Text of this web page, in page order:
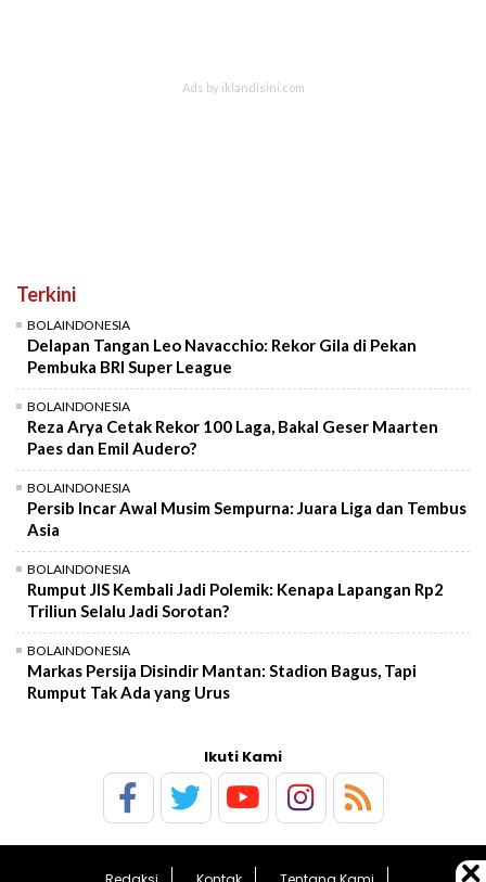
Terkini
BOLAINDONESIA
Delapan Tangan Leo Navacchio: Rekor Gila di Pekan
Pembuka BRI Super League
BOLAINDONESIA
Reza Arya Cetak Rekor 100 Laga, Bakal Geser Maarten
Paes dan Emil Audero?
BOLAINDONESIA
Persib Incar Awal Musim Sempurna: Juara Liga dan Tembus
Asia
BOLAINDONESIA
Rumput JIS Kembali Jadi Polemik: Kenapa Lapangan Rp2
Triliun Selalu Jadi Sorotan?
BOLAINDONESIA
Markas Persija Disindir Mantan: Stadion Bagus, Tapi
Rumput Tak Ada yang Urus
Ikuti Kami